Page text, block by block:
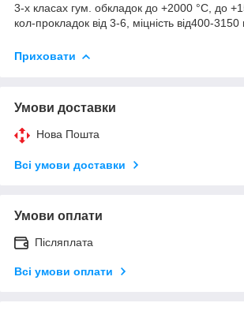
3-х класах гум. обкладок до +2000 °C, до
кол-прокладок від 3-6, міцність від400-
Приховати
Умови доставки
Нова Пошта
Всі умови доставки
Умови оплати
Післяплата
Всі умови оплати